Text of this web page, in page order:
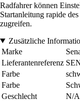
Radfahrer können
Startanleitung rapide
zugreifen.
Zusätzliche
Marke
Lieferantenreferenz
Farbe
Farbe
Geschlecht
N/A